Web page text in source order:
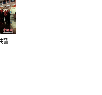
海外台胞赴辽“走亲” 共誓“和平初心”